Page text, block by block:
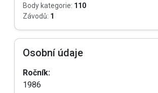
Body kategorie: 110
Závodů: 1
Osobní údaje
Ročník:
1986